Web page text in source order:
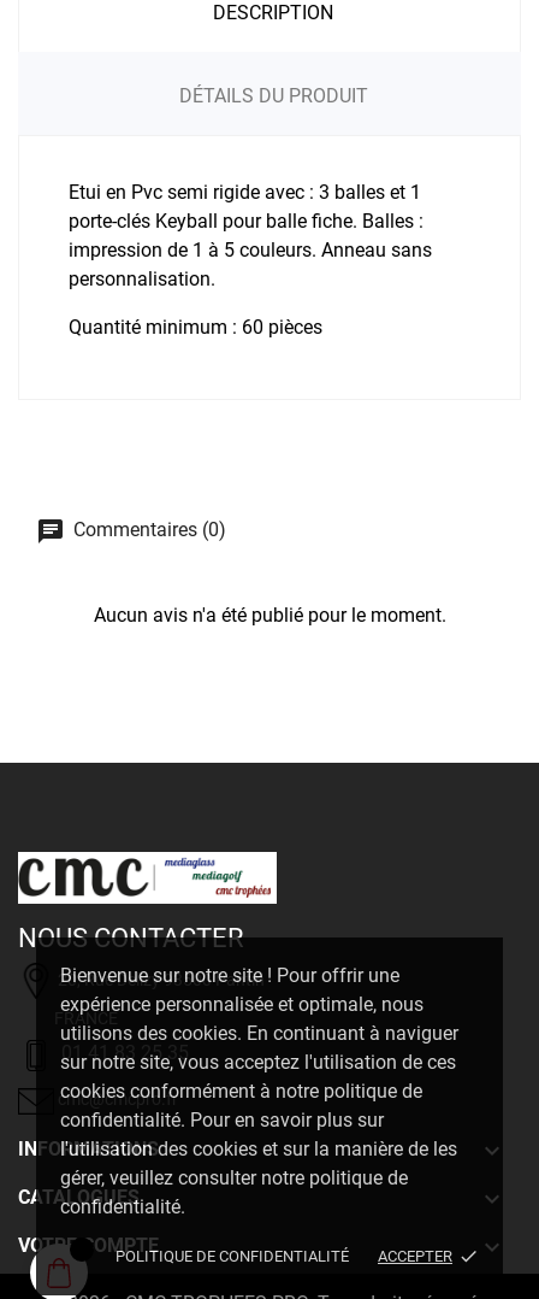
Bienvenue sur notre site ! Pour offrir une
expérience personnalisée et optimale, nous
utilisons des cookies. En continuant à naviguer
sur notre site, vous acceptez l'utilisation de ces
cookies conformément à notre politique de
confidentialité. Pour en savoir plus sur
l'utilisation des cookies et sur la manière de les
gérer, veuillez consulter notre politique de
confidentialité.
POLITIQUE DE CONFIDENTIALITÉ ACCEPTER done
DESCRIPTION
DÉTAILS DU PRODUIT
Etui en Pvc semi rigide avec : 3 balles et 1
porte-clés Keyball pour balle fiche. Balles :
impression de 1 à 5 couleurs. Anneau sans
personnalisation.
Quantité minimum : 60 pièces
Commentaires (0)
Aucun avis n'a été publié pour le moment.
NOUS CONTACTER
20, Rue Delizy 93500 Pantin
FRANCE
01 41 83 25 35
cmc@cmcpro.fr
INFORMATIONS 
CATALOGUES 
VOTRE COMPTE 